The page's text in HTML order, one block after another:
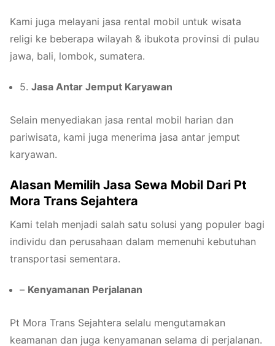
Kami juga melayani jasa rental mobil untuk wisata
religi ke beberapa wilayah & ibukota provinsi di pulau
jawa, bali, lombok, sumatera.
5. Jasa Antar Jemput Karyawan
Selain menyediakan jasa rental mobil harian dan
pariwisata, kami juga menerima jasa antar jemput
karyawan.
Alasan Memilih Jasa Sewa Mobil Dari Pt
Mora Trans Sejahtera
Kami telah menjadi salah satu solusi yang populer bagi
individu dan perusahaan dalam memenuhi kebutuhan
transportasi sementara.
– Kenyamanan Perjalanan
Pt Mora Trans Sejahtera selalu mengutamakan
keamanan dan juga kenyamanan selama di perjalanan.